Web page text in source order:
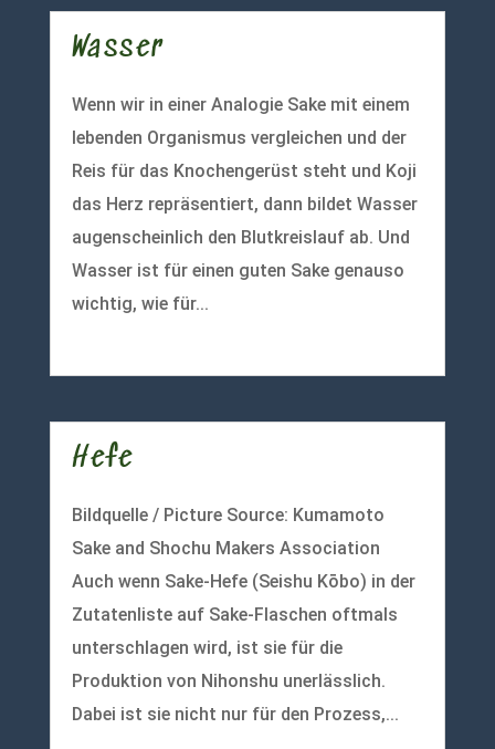
Wasser
Wenn wir in einer Analogie Sake mit einem
lebenden Organismus vergleichen und der
Reis für das Knochengerüst steht und Koji
das Herz repräsentiert, dann bildet Wasser
augenscheinlich den Blutkreislauf ab. Und
Wasser ist für einen guten Sake genauso
wichtig, wie für...
Hefe
Bildquelle / Picture Source: Kumamoto
Sake and Shochu Makers Association
Auch wenn Sake-Hefe (Seishu Kōbo) in der
Zutatenliste auf Sake-Flaschen oftmals
unterschlagen wird, ist sie für die
Produktion von Nihonshu unerlässlich.
Dabei ist sie nicht nur für den Prozess,...